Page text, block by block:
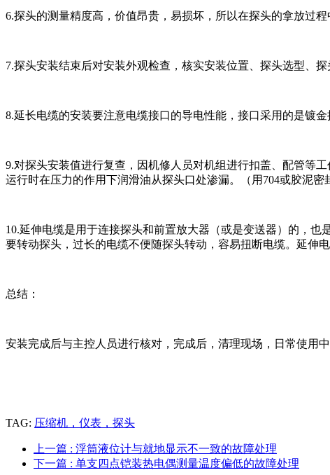
6.探头的测量精度高，价值昂贵，易损坏，所以在探头的拿放过程
7.探头安装结束后对安装外观检查，核实安装位置、探头选型、
8.延长电缆的安装要注意电缆接口的导电性能，接口采用的是镀
9.对探头安装值进行复查，因机修人员对机组进行扣盖、配管等
运行时在压力的作用下润滑油从探头口处渗漏。（用704或胶泥密
10.延伸电缆是用于连接探头和前置放大器（或是变送器）的，
要转动探头，过长的电缆不便随探头转动，容易扭断电缆。延伸
总结：
安装完成后与主控人员进行核对，完成后，清理现场，日常使用
TAG: 压缩机，仪表，探头
上一篇 : 浮筒液位计与就地显示不一致的故障处理
下一篇 : 单支四点铠装热电偶测量温度偏低的故障处理